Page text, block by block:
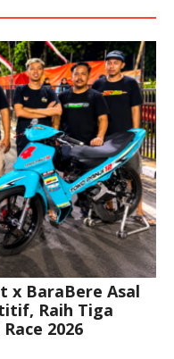
x BaraBere Asal
Raih Tiga
2026